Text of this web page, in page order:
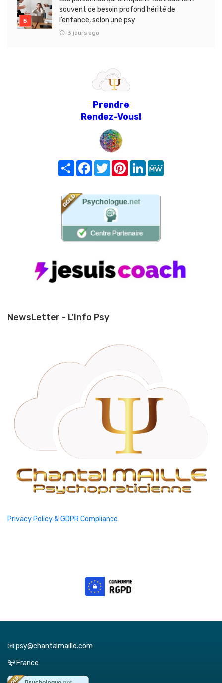
souvent ce besoin profond hérité de
l’enfance, selon une psy
3 jours ago
Prendre
Rendez-Vous!
Share FacebookTwitterPinterest
LinkedIn
NewsLetter - L'Info Psy
Privacy Policy & GDPR Compliance
📧 psy@chantalmaille.com
📪 France